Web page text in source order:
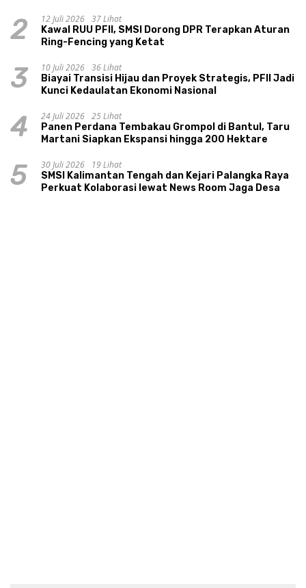
2 12 Juli 2026 37 Lihat
Kawal RUU PFII, SMSI Dorong DPR Terapkan Aturan
Ring-Fencing yang Ketat
3 10 Juli 2026 36 Lihat
Biayai Transisi Hijau dan Proyek Strategis, PFII Jadi
Kunci Kedaulatan Ekonomi Nasional
4 24 Juli 2026 25 Lihat
Panen Perdana Tembakau Grompol di Bantul, Taru
Martani Siapkan Ekspansi hingga 200 Hektare
5 30 Juli 2026
19 Lihat
SMSI Kalimantan Tengah dan Kejari Palangka Raya
Perkuat Kolaborasi lewat News Room Jaga Desa